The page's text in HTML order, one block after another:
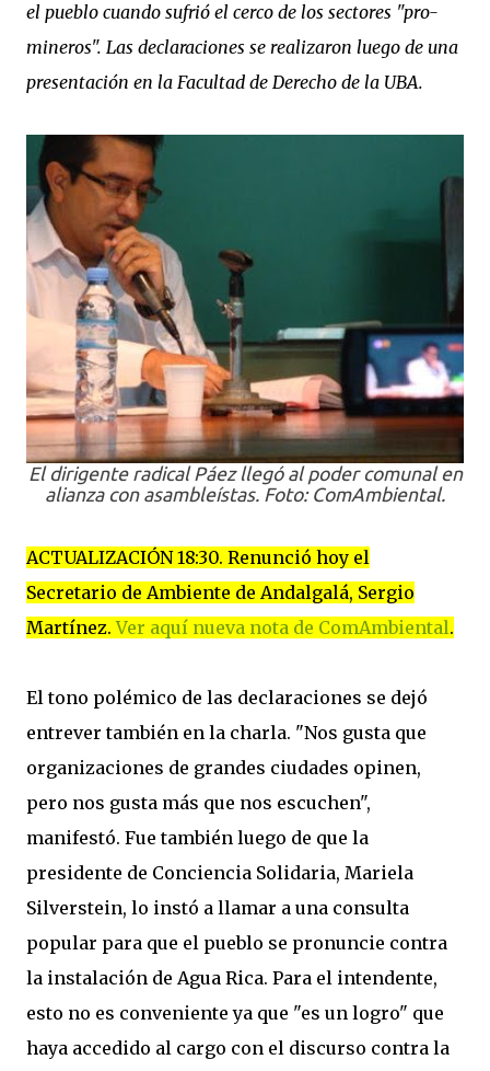
el pueblo cuando sufrió el cerco de los sectores "pro-
mineros". Las declaraciones se realizaron luego de una
presentación en la Facultad de Derecho de la UBA.
El dirigente radical Páez llegó al poder comunal en
alianza con asambleístas. Foto: ComAmbiental.
ACTUALIZACIÓN 18:30. Renunció hoy el
Secretario de Ambiente de Andalgalá, Sergio
Martínez.Ver aquí nueva nota de ComAmbiental.
El tono polémico de las declaraciones se dejó
entrever también en la charla. "Nos gusta que
organizaciones de grandes ciudades opinen,
pero nos gusta más que nos escuchen",
manifestó. Fue también luego de que la
presidente de Conciencia Solidaria, Mariela
Silverstein, lo instó a llamar a una consulta
popular para que el pueblo se pronuncie contra
la instalación de Agua Rica. Para el intendente,
esto no es conveniente ya que "es un logro" que
haya accedido al cargo con el discurso contra la